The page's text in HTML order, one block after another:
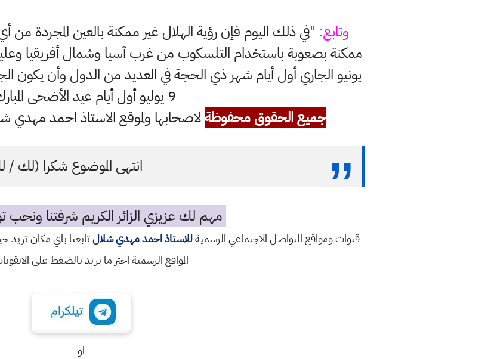
وتابع: "في ذلك اليوم فإن رؤية الهلال غير ممكنة بالعين المجردة من
9 يوليو أول أيام عيد الأضحى المبارك".
جميع الحقوق محفوظةلاصحابها ولموقع الاستاذ احمد مهدي
انتهى الموضوع شكرا (لك /
مهم لك عزيزي الزائر الكريم شرفتنا ونحب
قنوات ومواقع التواصل الاجتماعي الرسميةللاستاذ احمد مهدي شلالتابعنا باي مكان تريد
المواقع الرسمية اختر ما تريد بالضغط على
او